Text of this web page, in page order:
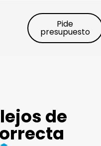
Pide
presupuesto
de